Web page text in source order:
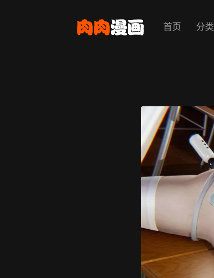
首页 分类